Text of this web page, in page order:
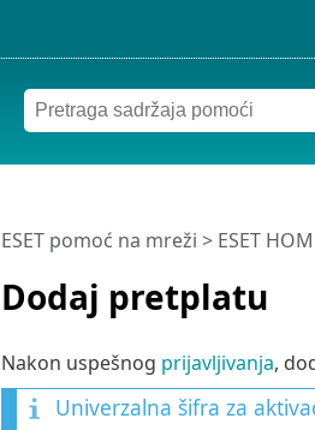
Dodaj pretplatu
ESET pomoć na mreži > ESET
Nakon uspešnog prijavljivanja,
Univerzalna šifra za